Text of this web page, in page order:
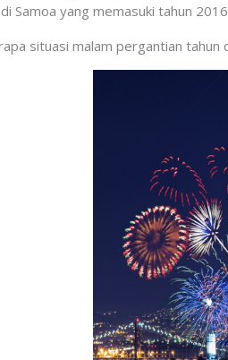
di Samoa yang memasuki tahun
situasi malam pergantian tahun